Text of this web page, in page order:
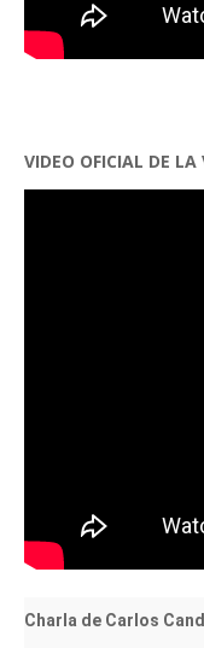
VIDEO OFICIAL DE LA
Charla de Carlos